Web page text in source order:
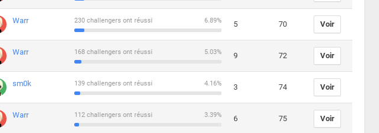
Warr 6.89%
230 challengers ont réussi 5 70 Voir
Warr 5.03%
168 challengers ont réussi 9 72 Voir
sm0k 4.16%
139 challengers ont réussi 3 74 Voir
Warr 3.39%
112 challengers ont réussi 6 75 Voir